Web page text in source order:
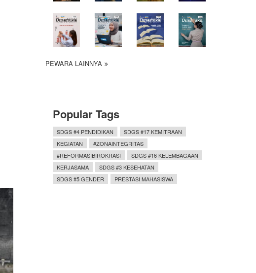
PEWARA LAINNYA
Popular Tags
SDGS #4 PENDIDIKAN
SDGS #17 KEMITRAAN
KEGIATAN
#ZONAINTEGRITAS
#REFORMASIBIROKRASI
SDGS #16 KELEMBAGAAN
KERJASAMA
SDGS #3 KESEHATAN
SDGS #5 GENDER
PRESTASI MAHASISWA